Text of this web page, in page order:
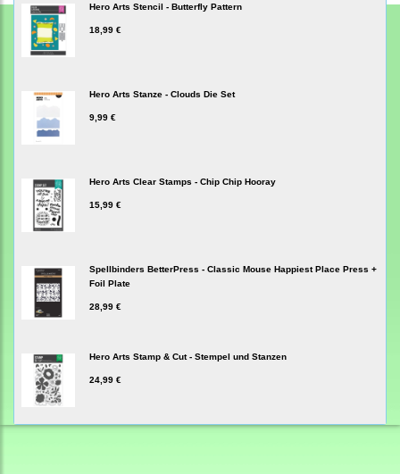
Hero Arts Stencil - Butterfly Pattern
18,99 €
Hero Arts Stanze - Clouds Die Set
9,99 €
Hero Arts Clear Stamps - Chip Chip Hooray
15,99 €
Spellbinders BetterPress - Classic Mouse Happiest Place Press +
Foil Plate
28,99 €
Hero Arts Stamp & Cut - Stempel und Stanzen
24,99 €